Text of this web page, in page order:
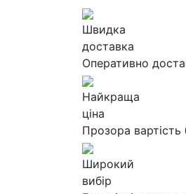
Швидка
доставка
Оперативно
Найкраща
ціна
Прозора вартість
Широкий
вибір